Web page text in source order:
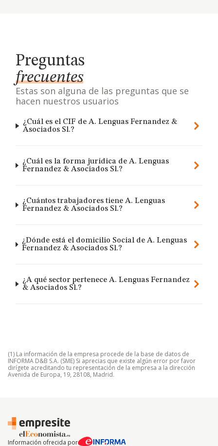
Preguntas
frecuentes
Estas son alguna de las preguntas que se
hacen nuestros usuarios
¿Cuál es el CIF de A. Lenguas Fernandez &
Asociados Sl.?
¿Cuál es la forma jurídica de A. Lenguas
Fernandez & Asociados Sl.?
¿Cuántos trabajadores tiene A. Lenguas
Fernandez & Asociados Sl.?
¿Dónde está el domicilio Social de A. Lenguas
Fernandez & Asociados Sl.?
¿A qué sector pertenece A. Lenguas Fernandez
& Asociados Sl.?
(1) La información de la empresa procede de la base de datos de
INFORMA D&B S.A. (SME) Si aprecias que existe algún error por favor
dirígete acreditando tu representación de la empresa a la dirección
Avenida de Europa, 19, 28108, Madrid.
Información ofrecida por